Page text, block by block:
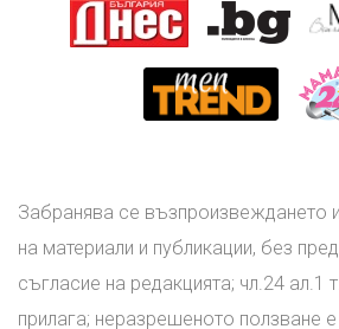
Забранява се възпроизвеждането
на материали и публикации, без
съгласие на редакцията; чл.24 ал.1
прилага; неразрешеното ползване